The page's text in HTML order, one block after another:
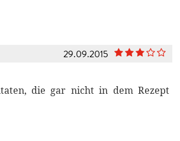
29.09.2015
die gar nicht in dem Rezept